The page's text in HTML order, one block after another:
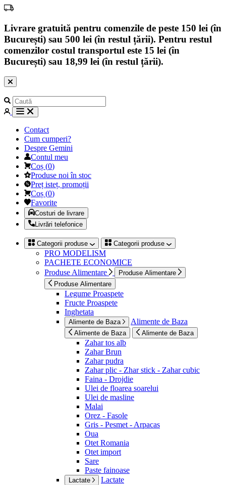
Livrare gratuită pentru comenzile de peste 150 lei (în
București) sau 500 lei (în restul țării). Pentru restul
comenzilor costul transportul este 15 lei (în
București) sau 18,99 lei (în restul țării).
Contact
Cum cumperi?
Despre Gemini
Contul meu
Coș (0)
Produse noi în stoc
Preț isteț, promoții
Coș (0)
Favorite
Costuri de livrare
Livrări telefonice
Categorii produse Categorii produse
PRO MODELISM
PACHETE ECONOMICE
Produse Alimentare
Produse Alimentare
Produse Alimentare
Legume Proaspete
Fructe Proaspete
Inghetata
Alimente de Baza Alimente de Baza
Alimente de Baza Alimente de Baza
Zahar tos alb
Zahar Brun
Zahar pudra
Zahar plic - Zhar stick - Zahar cubic
Faina - Drojdie
Ulei de floarea soarelui
Ulei de masline
Malai
Orez - Fasole
Gris - Pesmet - Arpacas
Oua
Otet Romania
Otet import
Sare
Paste fainoase
Lactate Lactate